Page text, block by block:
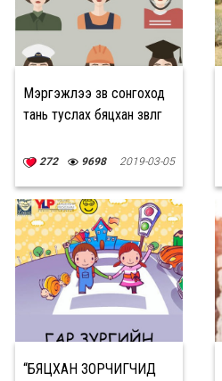
Мэргэжлээ зөв сонгоход
тань туслах бяцхан зөвлөгөө
272 9698 2019-03-05
“БЯЦХАН ЗОРЧИГЧИД